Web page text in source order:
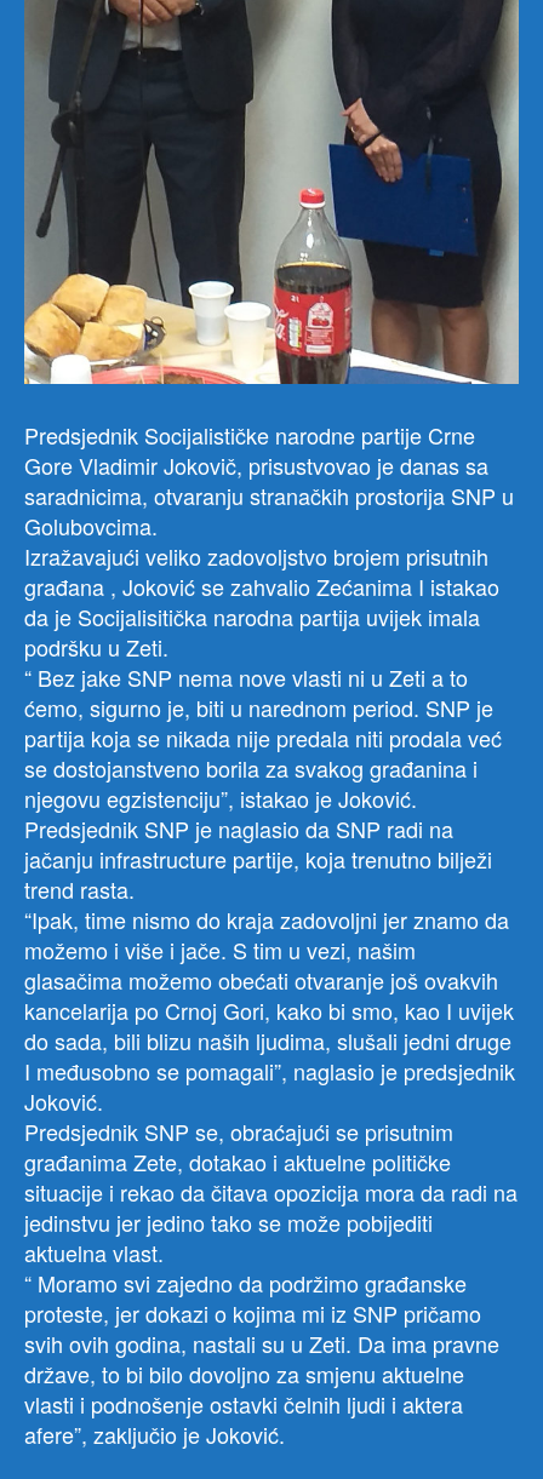
Predsjednik Socijalističke narodne partije Crne
Gore Vladimir Jokovič, prisustvovao je danas sa
saradnicima, otvaranju stranačkih prostorija SNP u
Golubovcima.
Izražavajući veliko zadovoljstvo brojem prisutnih
građana , Joković se zahvalio Zećanima I istakao
da je Socijalisitička narodna partija uvijek imala
podršku u Zeti.
“ Bez jake SNP nema nove vlasti ni u Zeti a to
ćemo, sigurno je, biti u narednom period. SNP je
partija koja se nikada nije predala niti prodala već
se dostojanstveno borila za svakog građanina i
njegovu egzistenciju”, istakao je Joković.
Predsjednik SNP je naglasio da SNP radi na
jačanju infrastructure partije, koja trenutno bilježi
trend rasta.
“Ipak, time nismo do kraja zadovoljni jer znamo da
možemo i više i jače. S tim u vezi, našim
glasačima možemo obećati otvaranje još ovakvih
kancelarija po Crnoj Gori, kako bi smo, kao I uvijek
do sada, bili blizu naših ljudima, slušali jedni druge
I međusobno se pomagali”, naglasio je predsjednik
Joković.
Predsjednik SNP se, obraćajući se prisutnim
građanima Zete, dotakao i aktuelne političke
situacije i rekao da čitava opozicija mora da radi na
jedinstvu jer jedino tako se može pobijediti
aktuelna vlast.
“ Moramo svi zajedno da podržimo građanske
proteste, jer dokazi o kojima mi iz SNP pričamo
svih ovih godina, nastali su u Zeti. Da ima pravne
države, to bi bilo dovoljno za smjenu aktuelne
vlasti i podnošenje ostavki čelnih ljudi i aktera
afere”, zaključio je Joković.